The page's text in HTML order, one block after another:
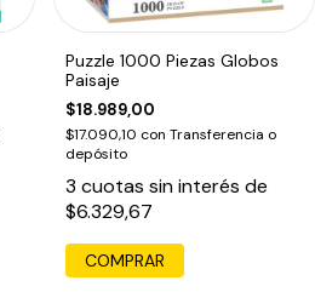
Puzzle 1000 Piezas Globos
Paisaje
$18.989,00
$17.090,10 con Transferencia o
depósito
3 cuotas sin interés de
$6.329,67